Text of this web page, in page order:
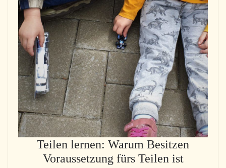
Teilen lernen: Warum Besitzen
Voraussetzung fürs Teilen ist